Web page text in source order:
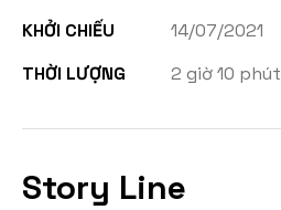
KHỞI CHIẾU
14/07/2021
THỜI LƯỢNG
2 giờ 10 phút
Story Line